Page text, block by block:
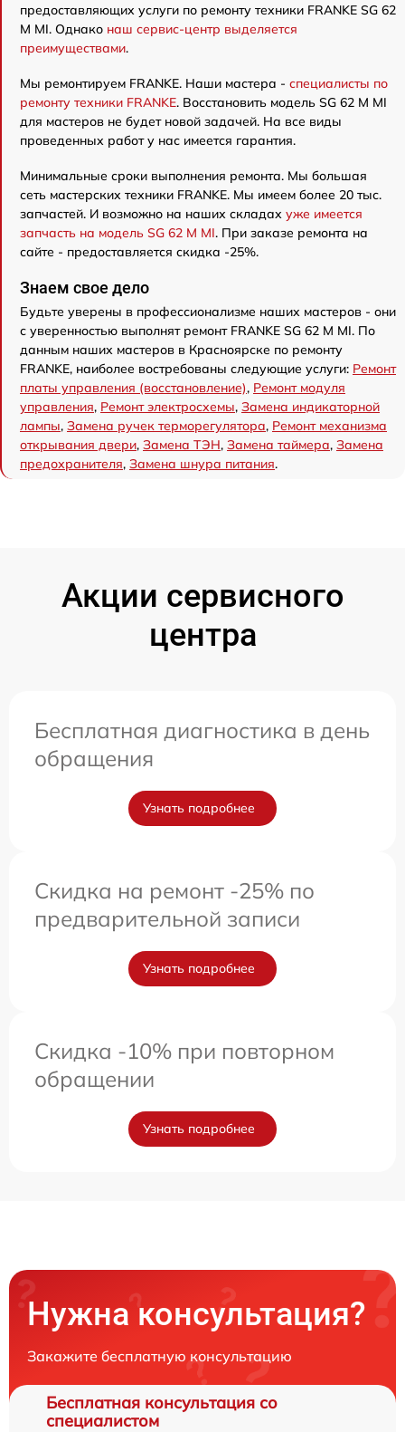
предоставляющих услуги по ремонту техники FRANKE SG 62
M MI. Однако наш сервис-центр выделяется
преимуществами.
Мы ремонтируем FRANKE. Наши мастера - специалисты по
ремонту техники FRANKE. Восстановить модель SG 62 M MI
для мастеров не будет новой задачей. На все виды
проведенных работ у нас имеется гарантия.
Минимальные сроки выполнения ремонта. Мы большая
сеть мастерских техники FRANKE. Мы имеем более 20 тыс.
запчастей. И возможно на наших складах уже имеется
запчасть на модель SG 62 M MI. При заказе ремонта на
сайте - предоставляется скидка -25%.
Знаем свое дело
Будьте уверены в профессионализме наших мастеров - они
с уверенностью выполнят ремонт FRANKE SG 62 M MI. По
данным наших мастеров в Красноярске по ремонту
FRANKE, наиболее востребованы следующие услуги: Ремонт
платы управления (восстановление), Ремонт модуля
управления, Ремонт электросхемы, Замена индикаторной
лампы, Замена ручек терморегулятора, Ремонт механизма
открывания двери, Замена ТЭН, Замена таймера, Замена
предохранителя, Замена шнура питания.
Акции сервисного
центра
Бесплатная диагностика в день
обращения
Узнать подробнее
Скидка на ремонт -25% по
предварительной записи
Узнать подробнее
Скидка -10% при повторном
обращении
Узнать подробнее
Нужна консультация?
Закажите бесплатную консультацию
Бесплатная консультация со
специалистом